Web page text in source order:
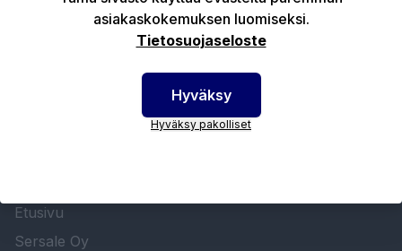
Tekniset edut
Etusivu
Sersale Oy
asiakaskokemuksen luomiseksi.
Tietosuojaseloste
Hyväksy
Hyväksy pakolliset